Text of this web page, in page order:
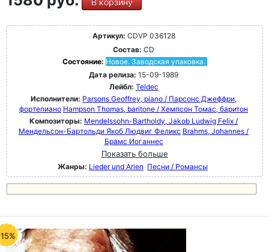
В корзину
Артикул: CDVP 036128
Состав: CD
Состояние: Новое. Заводская упаковка.
Дата релиза: 15-09-1989
Лейбл: Teldec
Исполнители: Parsons Geoffrey, piano / Парсонс Джеффри,
фортепиано Hampson Thomas, baritone / Хемпсон Томас, баритон
Композиторы: Mendelssohn-Bartholdy, Jakob Ludwig Felix /
Мендельсон-Бартольди Якоб Людвиг Феликс Brahms, Johannes /
Брамс Иоганнес
Показать больше
Жанры: Lieder und Arien Песни / Романсы